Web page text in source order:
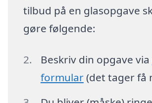
tilbud på en glasopgave
gøre følgende:
Beskriv din opgave via
formular(det tager få